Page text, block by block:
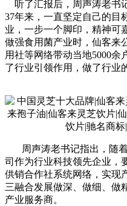
 听了汇报后，周声涛老书
37年来，一直坚定自己的目
业，一步一个脚印，精神可
做强食用菌产业时，仙客来
用社等网络带动当地5000余
了行业引领作用，做了行业
周声涛老书记指出，随着
司作为行业科技领先企业，
供销合作社系统网络，实现
三融合发展做深、做细、做
产业服务商。